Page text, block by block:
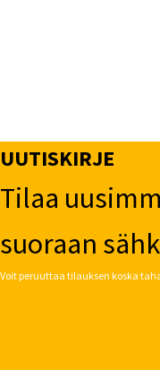
UUTISKIRJE
Tilaa
suoraan
Voit peruuttaa tilauksen koska